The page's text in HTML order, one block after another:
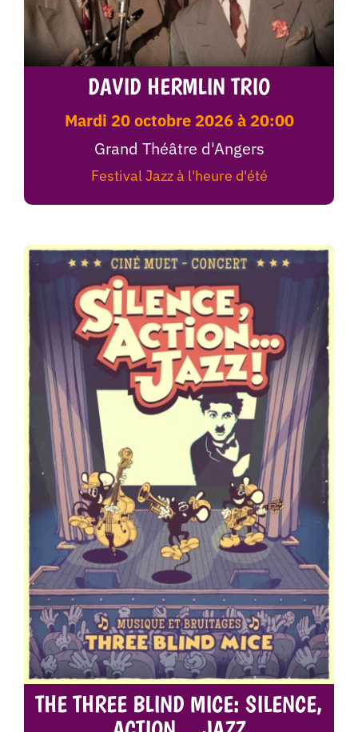
DAVID HERMLIN TRIO
mardi 20 octobre 2026 à 20:00
Grand Théâtre d'Angers
Festival Jazz à l'heure d'été
THE THREE BLIND MICE: SILENCE,